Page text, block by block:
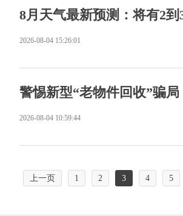
8月天气最新预测：将有2
2026-08-04 15:26:01
警惕新型“老物件回收”骗局
2026-08-04 10:59:44
上一页 1 2 3 4 5